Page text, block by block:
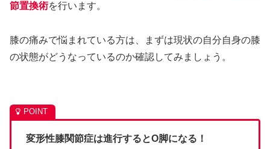
節置換術を行います。
膝の痛みで悩まれている方は、まずは現状の自分自身の膝
の状態がどうなっているのか確認してみましょう。
変形性膝関節症は進行するとO脚になる！